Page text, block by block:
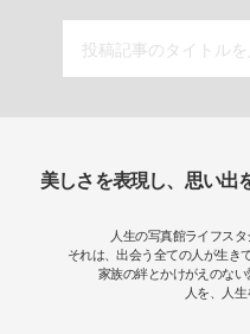
美しさを表現し、思い出
人生の写真館ライフスタ
それは、出会う全ての人が生き
家族の絆とかけがえのない
人を、人生